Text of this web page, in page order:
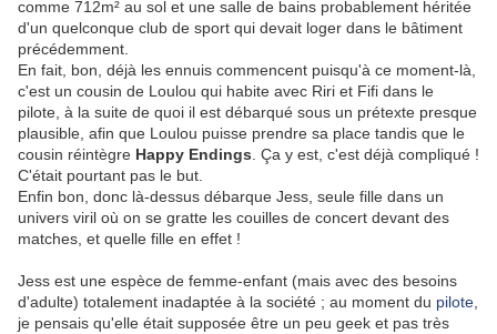
comme 712m² au sol et une salle de bains probablement héritée
d'un quelconque club de sport qui devait loger dans le bâtiment
précédemment.
En fait, bon, déjà les ennuis commencent puisqu'à ce moment-là,
c'est un cousin de Loulou qui habite avec Riri et Fifi dans le
pilote, à la suite de quoi il est débarqué sous un prétexte presque
plausible, afin que Loulou puisse prendre sa place tandis que le
cousin réintègre Happy Endings . Ça y est, c'est déjà compliqué !
C'était pourtant pas le but.
Enfin bon, donc là-dessus débarque Jess, seule fille dans un
univers viril où on se gratte les couilles de concert devant des
matches, et quelle fille en effet !
Jess est une espèce de femme-enfant (mais avec des besoins
d'adulte) totalement inadaptée à la société ; au moment du pilote
je pensais qu'elle était supposée être un peu geek et pas très